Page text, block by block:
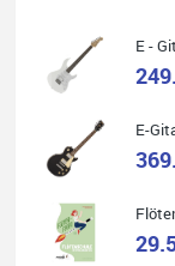
Quelle: Google-
E-